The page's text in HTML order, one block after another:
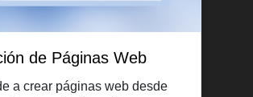
de Páginas Web
a crear páginas web desde